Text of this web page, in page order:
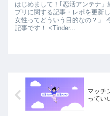
はじめまして！｢恋活アンテナ
プリに関する記事・レポを更新
女性ってどういう目的なの？」
記事です！ <Tinder...
マッチ
ってい